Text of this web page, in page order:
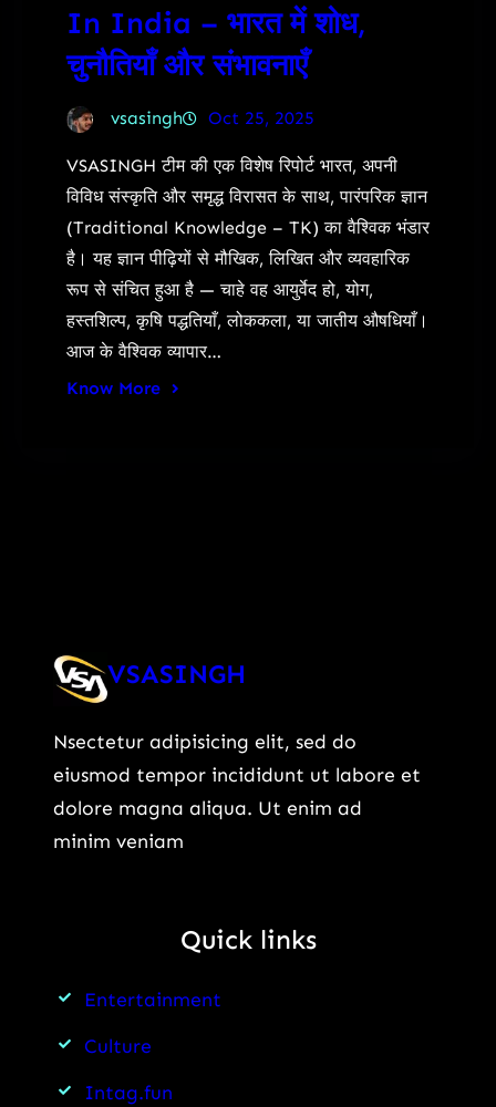
In India – भारत में शोध,
चुनौतियाँ और संभावनाएँ
vsasingh Oct 25, 2025
VSASINGH टीम की एक विशेष रिपोर्ट भारत, अपनी
विविध संस्कृति और समृद्ध विरासत के साथ, पारंपरिक ज्ञान
(Traditional Knowledge – TK) का वैश्विक भंडार
है। यह ज्ञान पीढ़ियों से मौखिक, लिखित और व्यवहारिक
रूप से संचित हुआ है — चाहे वह आयुर्वेद हो, योग,
हस्तशिल्प, कृषि पद्धतियाँ, लोककला, या जातीय औषधियाँ।
आज के वैश्विक व्यापार…
Know More
VSASINGH
Nsectetur adipisicing elit, sed do
eiusmod tempor incididunt ut labore et
dolore magna aliqua. Ut enim ad
minim veniam
Quick links
Entertainment
Culture
Intag.fun